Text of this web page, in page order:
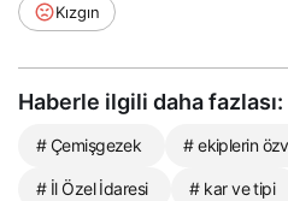
Kızgın
Haberle ilgili daha fazlası:
# Çemişgezek # ekiplerin
# İl Özel İdaresi # kar ve tipi